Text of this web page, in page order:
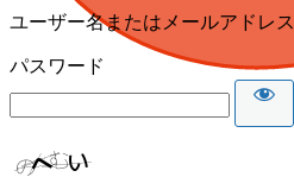
ユーザー名またはメールアドレス
パスワード